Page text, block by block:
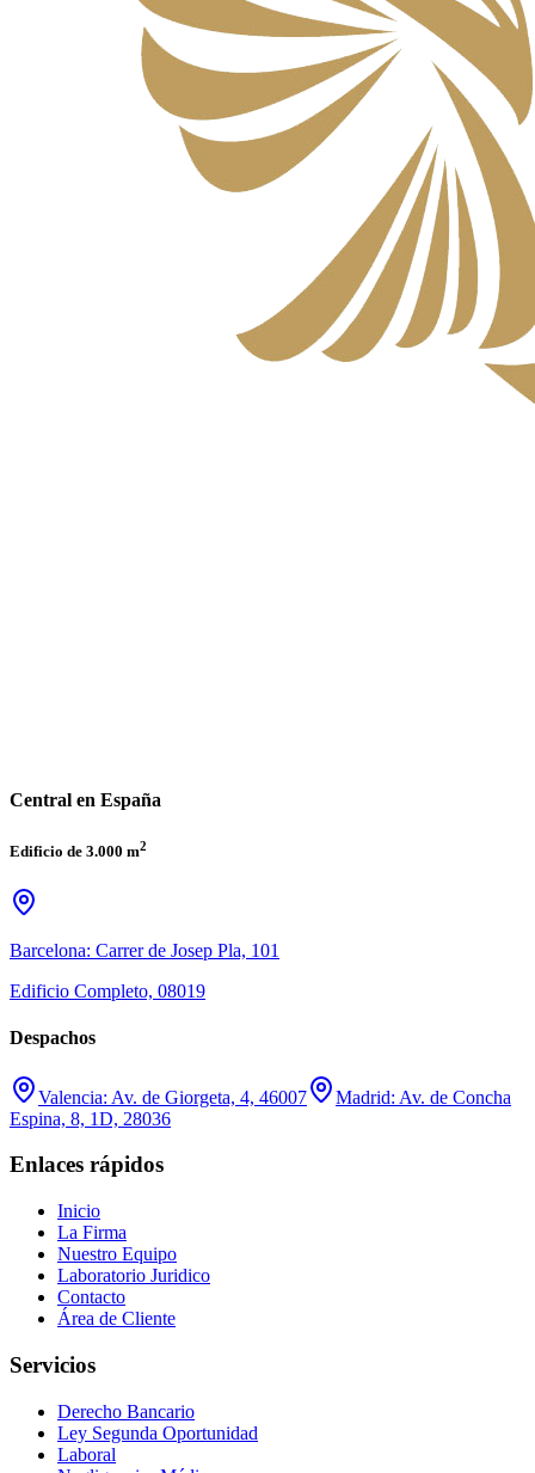
Central en España
Edificio de 3.000 m2
Barcelona: Carrer de Josep Pla, 101
Edificio Completo, 08019
Despachos
Valencia: Av. de Giorgeta, 4, 46007
Madrid: Av. de Concha
Espina, 8, 1D, 28036
Enlaces rápidos
Inicio
La Firma
Nuestro Equipo
Laboratorio Juridico
Contacto
Área de Cliente
Servicios
Derecho Bancario
Ley Segunda Oportunidad
Laboral